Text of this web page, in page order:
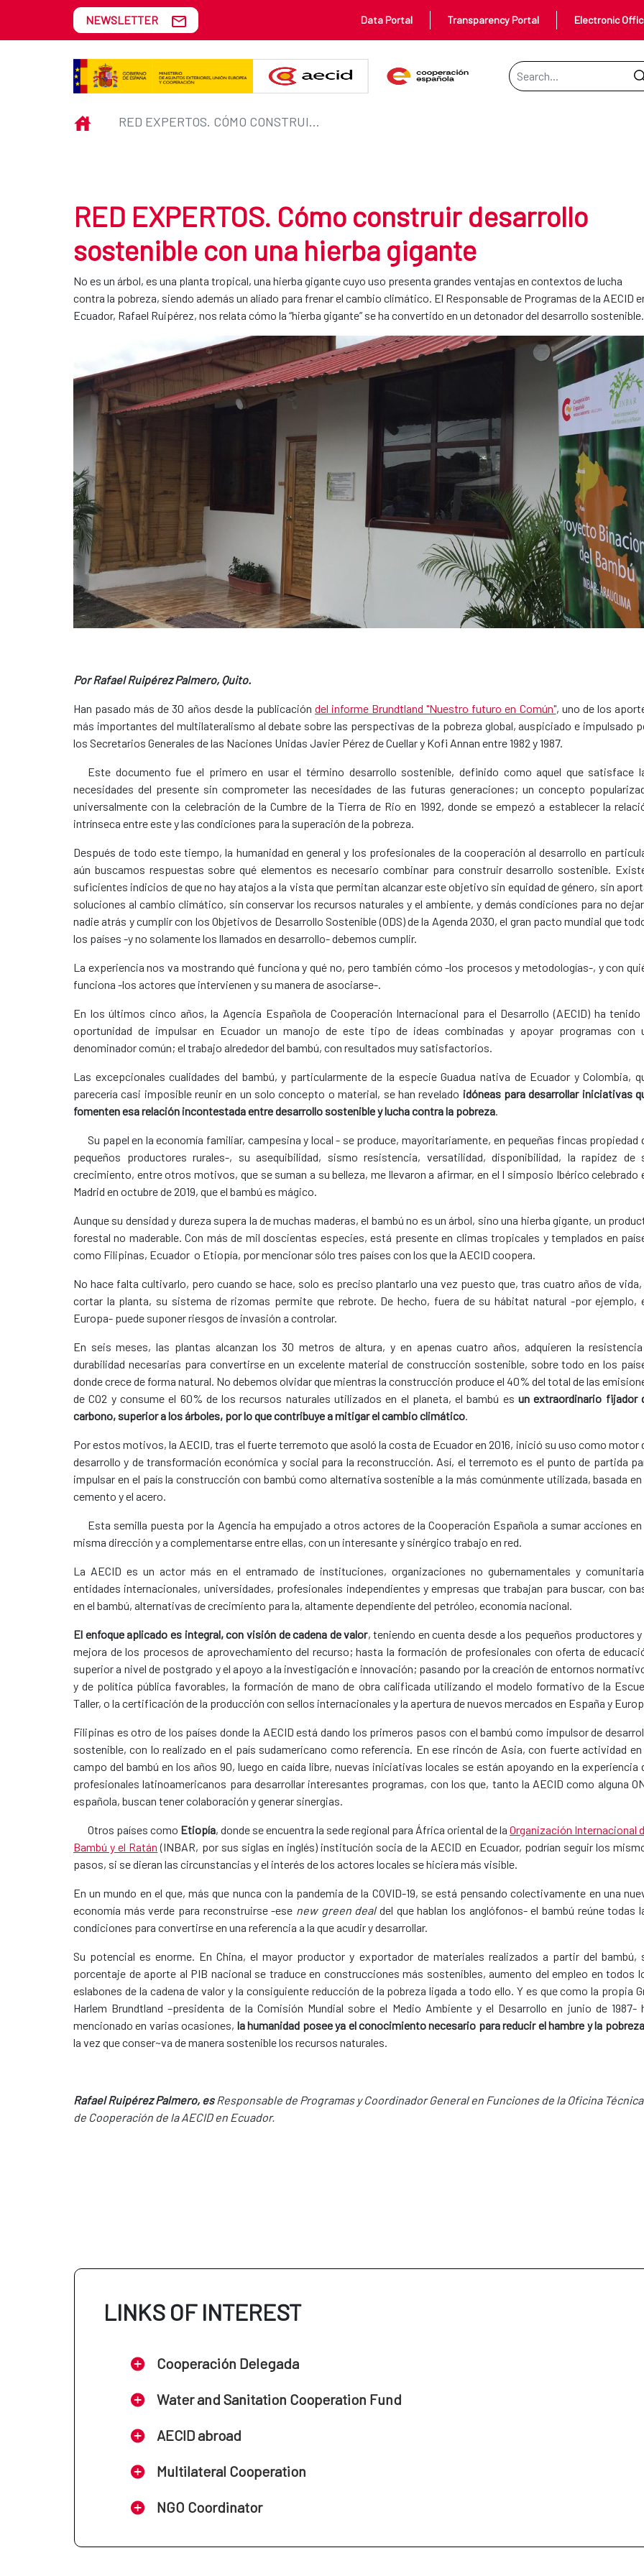
Skip to Main Content
RED EXPERTOS. Cómo construir desarrollo sostenible con una
NEWSLETTER Data Portal Transparency Portal Electronic
Search Bar
INICIO RED EXPERTOS. CÓMO CONSTRUIR DESARROLLO SOSTENIBLE CON UNA HIERBA GIGANTE
RED EXPERTOS. Cómo construir desarrollo
sostenible con una hierba gigante
No es un árbol, es una planta tropical, una hierba gigante cuyo uso presenta grandes ventajas en contextos de lucha
contra la pobreza, siendo además un aliado para frenar el cambio climático. El Responsable de Programas de la AECID
Ecuador, Rafael Ruipérez, nos relata cómo la “hierba gigante” se ha convertido en un detonador del desarrollo sostenible.
Por Rafael Ruipérez Palmero, Quito.
Han pasado más de 30 años desde la publicación del informe Brundtland "Nuestro futuro en Común", uno de los
más importantes del multilateralismo al debate sobre las perspectivas de la pobreza global, auspiciado e impulsado
los Secretarios Generales de las Naciones Unidas Javier Pérez de Cuellar y Kofi Annan entre 1982 y 1987.
Este documento fue el primero en usar el término desarrollo sostenible, definido como aquel que satisface
necesidades del presente sin comprometer las necesidades de las futuras generaciones; un concepto
universalmente con la celebración de la Cumbre de la Tierra de Rio en 1992, donde se empezó a establecer la
intrínseca entre este y las condiciones para la superación de la pobreza.
Después de todo este tiempo, la humanidad en general y los profesionales de la cooperación al desarrollo en
aún buscamos respuestas sobre qué elementos es necesario combinar para construir desarrollo sostenible.
suficientes indicios de que no hay atajos a la vista que permitan alcanzar este objetivo sin equidad de género, sin
soluciones al cambio climático, sin conservar los recursos naturales y el ambiente, y demás condiciones para no
nadie atrás y cumplir con los Objetivos de Desarrollo Sostenible (ODS) de la Agenda 2030, el gran pacto mundial que
los países -y no solamente los llamados en desarrollo- debemos cumplir.
La experiencia nos va mostrando qué funciona y qué no, pero también cómo -los procesos y metodologías-, y con
funciona -los actores que intervienen y su manera de asociarse-.
En los últimos cinco años, la Agencia Española de Cooperación Internacional para el Desarrollo (AECID) ha tenido
oportunidad de impulsar en Ecuador un manojo de este tipo de ideas combinadas y apoyar programas con
denominador común; el trabajo alrededor del bambú, con resultados muy satisfactorios.
Las excepcionales cualidades del bambú, y particularmente de la especie Guadua nativa de Ecuador y Colombia,
parecería casi imposible reunir en un solo concepto o material, se han revelado idóneas para desarrollar iniciativas
fomenten esa relación incontestada entredesarrollo sostenible y lucha contra la pobreza.
Su papel en la economía familiar, campesina y local - se produce, mayoritariamente, en pequeñas fincas propiedad
pequeños productores rurales-, su asequibilidad, sismo resistencia, versatilidad, disponibilidad, la rapidez de
crecimiento, entre otros motivos, que se suman a su belleza, me llevaron a afirmar, en el I simposio Ibérico celebrado
Madrid en octubre de 2019, que el bambú es mágico.
Aunque su densidad y dureza supera la de muchas maderas, el bambú no es un árbol, sino una hierba gigante, un
forestal no maderable. Con más de mil doscientas especies, está presente en climas tropicales y templados en
como Filipinas, Ecuador o Etiopía, por mencionar sólo tres países con los que la AECID coopera.
No hace falta cultivarlo, pero cuando se hace, solo es preciso plantarlo una vez puesto que, tras cuatro años de vida,
cortar la planta, su sistema de rizomas permite que rebrote. De hecho, fuera de su hábitat natural -por ejemplo,
Europa- puede suponer riesgos de invasión a controlar.
En seis meses, las plantas alcanzan los 30 metros de altura, y en apenas cuatro años, adquieren la
durabilidad necesarias para convertirse en un excelente material de construcción sostenible, sobre todo en los
donde crece de forma natural. No debemos olvidar que mientras la construcción produce el 40% del total de las
de CO2 y consume el 60% de los recursos naturales utilizados en el planeta, el bambú es un extraordinario fijador
carbono, superior a los árboles, por lo que contribuye a mitigar el cambio climático.
Por estos motivos, la AECID, tras el fuerte terremoto que asoló la costa de Ecuador en 2016, inició su uso como motor
desarrollo y de transformación económica y social para la reconstrucción. Así, el terremoto es el punto de partida
impulsar en el país la construcción con bambú como alternativa sostenible a la más comúnmente utilizada, basada en
cemento y el acero.
Esta semilla puesta por la Agencia ha empujado a otros actores de la Cooperación Española a sumar acciones en
misma dirección y a complementarse entre ellas, con un interesante y sinérgico trabajo en red.
La AECID es un actor más en el entramado de instituciones, organizaciones no gubernamentales y
entidades internacionales, universidades, profesionales independientes y empresas que trabajan para buscar, con
en el bambú, alternativas de crecimiento para la, altamente dependiente del petróleo, economía nacional.
El enfoque aplicado es integral, con visión de cadena de valor, teniendo en cuenta desde a los pequeños productores y
mejora de los procesos de aprovechamiento del recurso; hasta la formación de profesionales con oferta de
superior a nivel de postgrado y el apoyo a la investigación e innovación; pasando por la creación de entornos
y de política pública favorables, la formación de mano de obra calificada utilizando el modelo formativo de la
Taller, o la certificación de la producción con sellos internacionales y la apertura de nuevos mercados en España y
Filipinas es otro de los países donde la AECID está dando los primeros pasos con el bambú como impulsor de
sostenible, con lo realizado en el país sudamericano como referencia. En ese rincón de Asia, con fuerte actividad en
campo del bambú en los años 90, luego en caída libre, nuevas iniciativas locales se están apoyando en la experiencia
profesionales latinoamericanos para desarrollar interesantes programas, con los que, tanto la AECID como alguna
española, buscan tener colaboración y generar sinergias.
Otros países como Etiopía, donde se encuentra la sede regional para África oriental de la Organización Internacional
Bambú y el Ratán (INBAR, por sus siglas en inglés) institución socia de la AECID en Ecuador, podrían seguir los
pasos, si se dieran las circunstancias y el interés de los actores locales se hiciera más visible.
En un mundo en el que, más que nunca con la pandemia de la COVID-19, se está pensando colectivamente en una
economía más verde para reconstruirse -ese new green dealdel que hablan los anglófonos- el bambú reúne todas
condiciones para convertirse en una referencia a la que acudir y desarrollar.
Su potencial es enorme. En China, el mayor productor y exportador de materiales realizados a partir del bambú,
porcentaje de aporte al PIB nacional se traduce en construcciones más sostenibles, aumento del empleo en todos
eslabones de la cadena de valor y la consiguiente reducción de la pobreza ligada a todo ello. Y es que como la propia
Harlem Brundtland –presidenta de la Comisión Mundial sobre el Medio Ambiente y el Desarrollo en junio de 1987-
mencionado en varias ocasiones, la humanidad posee ya el conocimiento necesario para reducir el hambre y la pobreza
la vez que conser~va de manera sostenible los recursos naturales.
Rafael Ruipérez Palmero, esResponsable de Programas y Coordinador General en Funciones de la Oficina Técnica
de Cooperación de la AECID en Ecuador.
LINKS OF INTEREST
Cooperación Delegada
Water and Sanitation Cooperation Fund
AECID abroad
Multilateral Cooperation
NGO Coordinator